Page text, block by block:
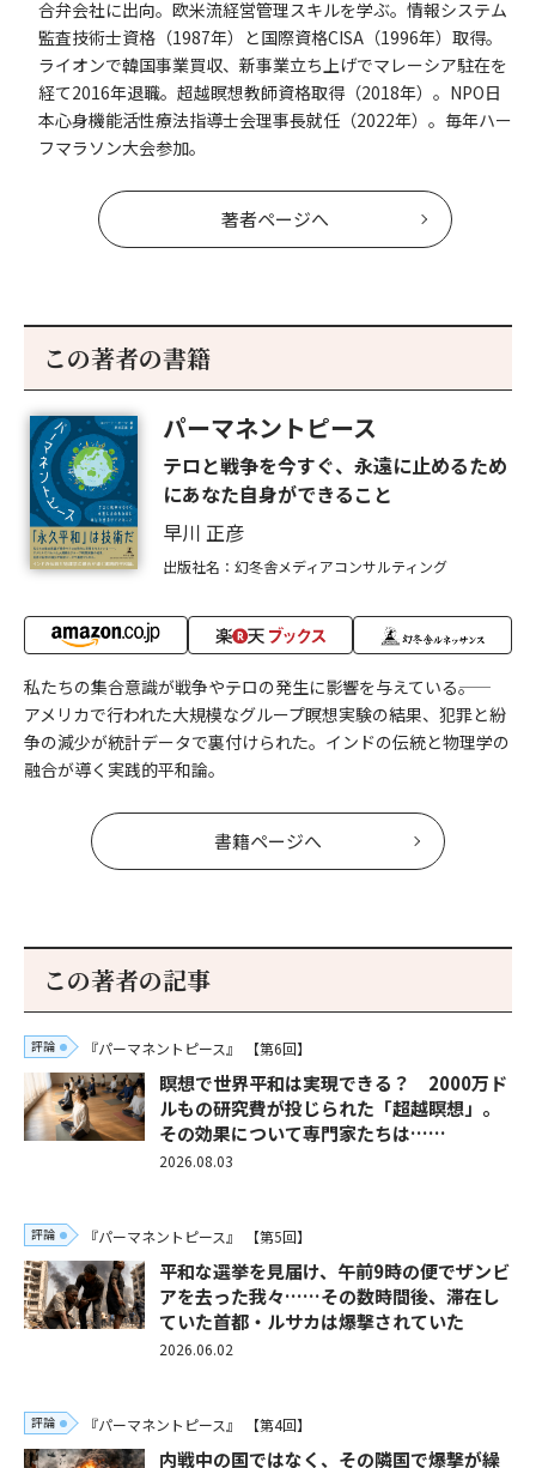
合弁会社に出向。欧米流経営管理スキルを学ぶ。情報システム
監査技術士資格（1987年）と国際資格CISA（1996年）取得。
ライオンで韓国事業買収、新事業立ち上げでマレーシア駐在を
経て2016年退職。超越瞑想教師資格取得（2018年）。NPO日
本心身機能活性療法指導士会理事長就任（2022年）。毎年ハー
フマラソン大会参加。
著者ページへ
この著者の書籍
パーマネントピース
テロと戦争を今すぐ、永遠に止めるため
にあなた自身ができること
早川 正彦
出版社名：幻冬舎メディアコンサルティング
私たちの集合意識が戦争やテロの発生に影響を与えている――。
アメリカで行われた大規模なグループ瞑想実験の結果、犯罪と紛
争の減少が統計データで裏付けられた。インドの伝統と物理学の
融合が導く実践的平和論。
書籍ページへ
この著者の記事
評論 『パーマネントピース』 【第6回】
瞑想で世界平和は実現できる？ 2000万ド
ルもの研究費が投じられた「超越瞑想」。
その効果について専門家たちは……
2026.08.03
評論 『パーマネントピース』 【第5回】
平和な選挙を見届け、午前9時の便でザンビ
アを去った我々……その数時間後、滞在し
ていた首都・ルサカは爆撃されていた
2026.06.02
評論 『パーマネントピース』 【第4回】
内戦中の国ではなく、その隣国で爆撃が繰